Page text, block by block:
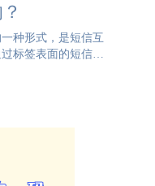
种形式，是短信互
标签表面的短信查
到指定的短信服务
。短信防伪使用便